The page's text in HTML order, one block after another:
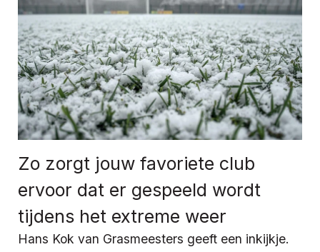
Zo zorgt jouw favoriete club
ervoor dat er gespeeld wordt
tijdens het extreme weer
Hans Kok van Grasmeesters geeft een inkijkje.